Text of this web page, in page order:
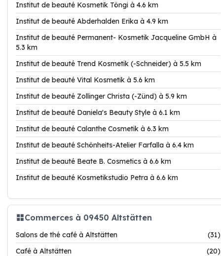
Institut de beauté Kosmetik Töngi à 4.6 km
Institut de beauté Abderhalden Erika à 4.9 km
Institut de beauté Permanent- Kosmetik Jacqueline GmbH à
5.3 km
Institut de beauté Trend Kosmetik (-Schneider) à 5.5 km
Institut de beauté Vital Kosmetik à 5.6 km
Institut de beauté Zollinger Christa (-Zünd) à 5.9 km
Institut de beauté Daniela's Beauty Style à 6.1 km
Institut de beauté Calanthe Cosmetik à 6.3 km
Institut de beauté Schönheits-Atelier Farfalla à 6.4 km
Institut de beauté Beate B. Cosmetics à 6.6 km
Institut de beauté Kosmetikstudio Petra à 6.6 km
Commerces à 09450 Altstätten
Salons de thé café à Altstätten
(31)
Café à Altstätten
(20)